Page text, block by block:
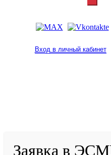
Вход в личный кабинет
Заявка в